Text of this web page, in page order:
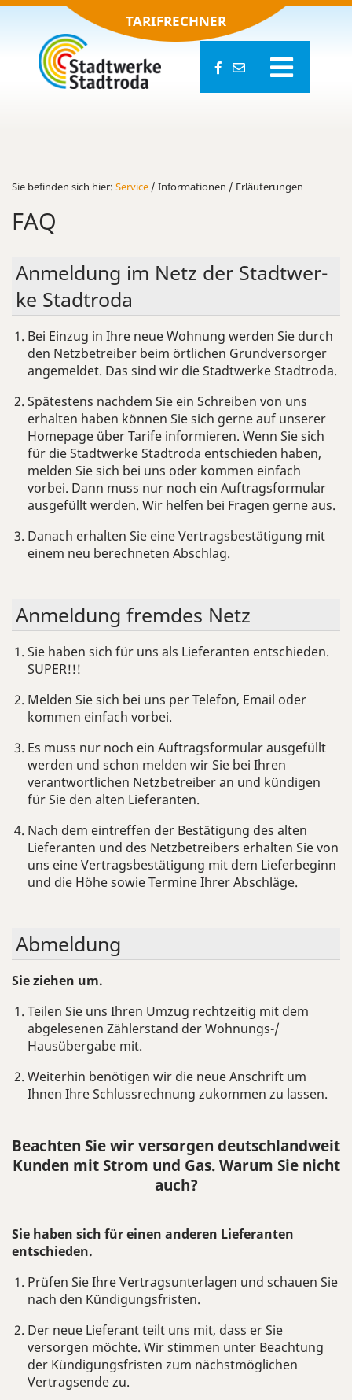
TARIFRECHNER
Sie be­fin­den sich hier: Ser­vice / In­for­ma­tio­nen / Er­läu­te­run­gen
FAQ
An­mel­dung im Netz der Stadt­wer­
ke Stadt­ro­da
Bei Einzug in Ihre neue Wohnung werden Sie durch
den Netzbetreiber beim örtlichen Grundversorger
angemeldet. Das sind wir die Stadtwerke Stadtroda.
Spätestens nachdem Sie ein Schreiben von uns
erhalten haben können Sie sich gerne auf unserer
Homepage über Tarife informieren. Wenn Sie sich
für die Stadtwerke Stadtroda entschieden haben,
melden Sie sich bei uns oder kommen einfach
vorbei. Dann muss nur noch ein Auftragsformular
ausgefüllt werden. Wir helfen bei Fragen gerne aus.
Danach erhalten Sie eine Vertragsbestätigung mit
einem neu berechneten Abschlag.
An­mel­dung frem­des Netz
Sie haben sich für uns als Lieferanten entschieden.
SUPER!!!
Melden Sie sich bei uns per Telefon, Email oder
kommen einfach vorbei.
Es muss nur noch ein Auftragsformular ausgefüllt
werden und schon melden wir Sie bei Ihren
verantwortlichen Netzbetreiber an und kündigen
für Sie den alten Lieferanten.
Nach dem eintreffen der Bestätigung des alten
Lieferanten und des Netzbetreibers erhalten Sie von
uns eine Vertragsbestätigung mit dem Lieferbeginn
und die Höhe sowie Termine Ihrer Abschläge.
Ab­mel­dung
Sie ziehen um.
Teilen Sie uns Ihren Umzug rechtzeitig mit dem
abgelesenen Zählerstand der Wohnungs-/
Hausübergabe mit.
Weiterhin benötigen wir die neue Anschrift um
Ihnen Ihre Schlussrechnung zukommen zu lassen.
Beachten Sie wir versorgen deutschlandweit
Kunden mit Strom und Gas. Warum Sie nicht
auch?
Sie haben sich für einen anderen Lieferanten
entschieden.
Prüfen Sie Ihre Vertragsunterlagen und schauen Sie
nach den Kündigungsfristen.
Der neue Lieferant teilt uns mit, dass er Sie
versorgen möchte. Wir stimmen unter Beachtung
der Kündigungsfristen zum nächstmöglichen
Vertragsende zu.